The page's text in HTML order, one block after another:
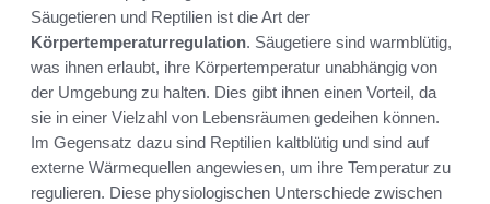
Säugetieren und Reptilien ist die Art der
Körpertemperaturregulation. Säugetiere sind warmblütig,
was ihnen erlaubt, ihre Körpertemperatur unabhängig von
der Umgebung zu halten. Dies gibt ihnen einen Vorteil, da
sie in einer Vielzahl von Lebensräumen gedeihen können.
Im Gegensatz dazu sind Reptilien kaltblütig und sind auf
externe Wärmequellen angewiesen, um ihre Temperatur zu
regulieren. Diese physiologischen Unterschiede zwischen